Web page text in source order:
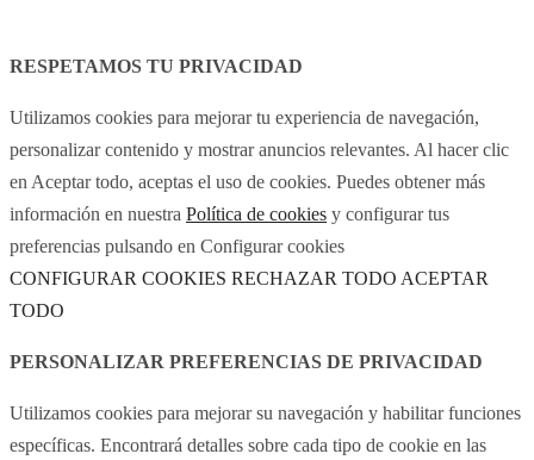
RESPETAMOS TU PRIVACIDAD
Utilizamos cookies para mejorar tu experiencia de navegación,
personalizar contenido y mostrar anuncios relevantes. Al hacer clic
en Aceptar todo, aceptas el uso de cookies. Puedes obtener más
información en nuestra Política de cookies y configurar tus
preferencias pulsando en Configurar cookies
CONFIGURAR COOKIES RECHAZAR TODO ACEPTAR
TODO
PERSONALIZAR PREFERENCIAS DE PRIVACIDAD
Utilizamos cookies para mejorar su navegación y habilitar funciones
específicas. Encontrará detalles sobre cada tipo de cookie en las